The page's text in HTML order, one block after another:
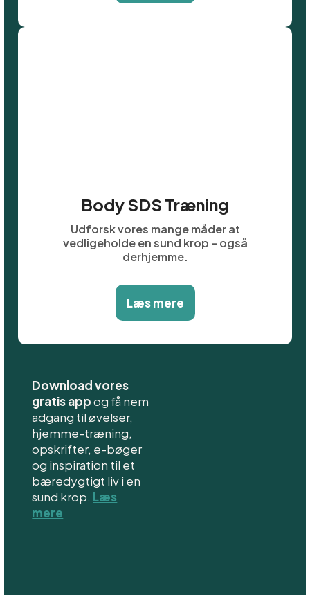
Body SDS Træning
Udforsk vores mange måder at
vedligeholde en sund krop – også
derhjemme.
Læs mere
Download vores
gratis appog få nem
adgang til øvelser,
hjemme-træning,
opskrifter, e-bøger
og inspiration til et
bæredygtigt liv i en
sund krop. Læs
mere